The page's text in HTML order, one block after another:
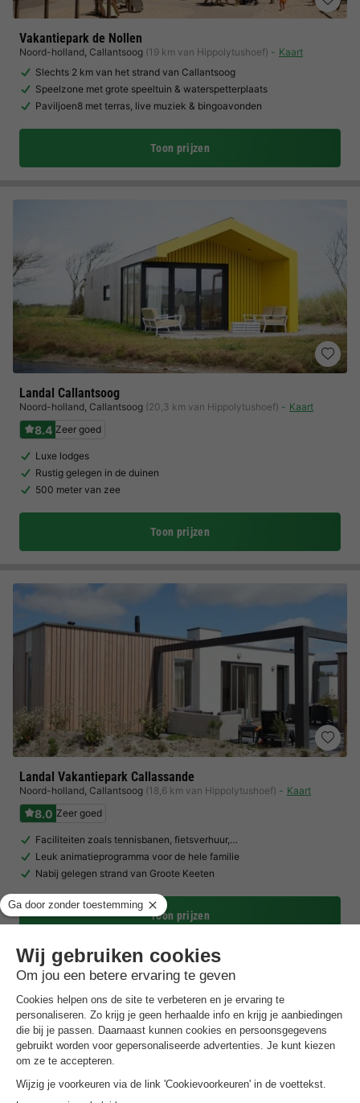
Vakantiepark de Nollen
Noord-holland, Callantsoog (19 km van Hippolytushoef)
Kaart
Slechts 2 km van het strand van Callantsoog
Speelzone met grote speeltuin & waterspetterplaats
Paviljoen8 met terras, live muziek & bingoavonden
Toon prijzen
Landal Callantsoog
Noord-holland, Callantsoog (20,3 km van Hippolytushoef) Kaart
8.4 Zeer goed
Luxe lodges
Rustig gelegen in de duinen
500 meter van zee
Toon prijzen
Landal Vakantiepark Callassande
Noord-holland, Callantsoog (18,6 km van Hippolytushoef) Kaart
8.0 Zeer goed
Faciliteiten zoals tennisbanen, fietsverhuur,…
Leuk animatieprogramma voor de hele familie
Nabij gelegen strand van Groote Keeten
Toon prijzen